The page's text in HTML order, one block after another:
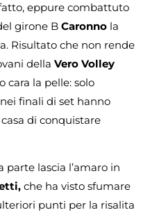
eppure combattuto
girone B Caronno la
Risultato che non rende
della Vero Volley
cara la pelle: solo
finali di set hanno
di conquistare
parte lascia l’amaro in
che ha visto sfumare
punti per la risalita